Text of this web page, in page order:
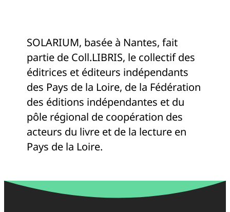
SOLARIUM, basée à Nantes, fait
partie de Coll.LIBRIS, le collectif des
éditrices et éditeurs indépendants
des Pays de la Loire, de la Fédération
des éditions indépendantes et du
pôle régional de coopération des
acteurs du livre et de la lecture en
Pays de la Loire.